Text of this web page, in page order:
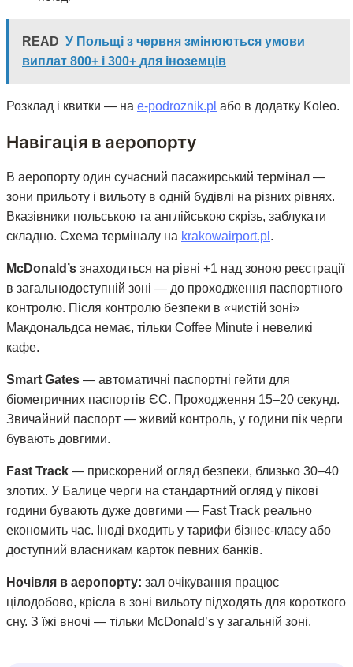
READ У Польщі з червня змінюються умови
виплат 800+ і 300+ для іноземців
Розклад і квитки — на e-podroznik.pl або в додатку Koleo.
Навігація в аеропорту
В аеропорту один сучасний пасажирський термінал —
зони прильоту і вильоту в одній будівлі на різних рівнях.
Вказівники польською та англійською скрізь, заблукати
складно. Схема терміналу на krakowairport.pl .
McDonald’s знаходиться на рівні +1 над зоною реєстрації
в загальнодоступній зоні — до проходження паспортного
контролю. Після контролю безпеки в «чистій зоні»
Макдональдса немає, тільки Coffee Minute і невеликі
кафе.
Smart Gates — автоматичні паспортні гейти для
біометричних паспортів ЄС. Проходження 15–20 секунд.
Звичайний паспорт — живий контроль, у години пік черги
бувають довгими.
Fast Track — прискорений огляд безпеки, близько 30–40
злотих. У Балице черги на стандартний огляд у пікові
години бувають дуже довгими — Fast Track реально
економить час. Іноді входить у тарифи бізнес-класу або
доступний власникам карток певних банків.
Ночівля в аеропорту: зал очікування працює
цілодобово, крісла в зоні вильоту підходять для короткого
сну. З їжі вночі — тільки McDonald’s у загальній зоні.